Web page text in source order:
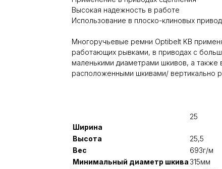
Высокая надежность в работе
Использование в плоско-клиновых
Многоручьевые ремни Optibelt KB
работающих рывками, в приводах с
маленькими диаметрами шкивов, а также
расположенными шкивами/ вертикально
Ширина
25
Высота
25,5
Вес
693г/м
Минимальный диаметр шкива 315мм